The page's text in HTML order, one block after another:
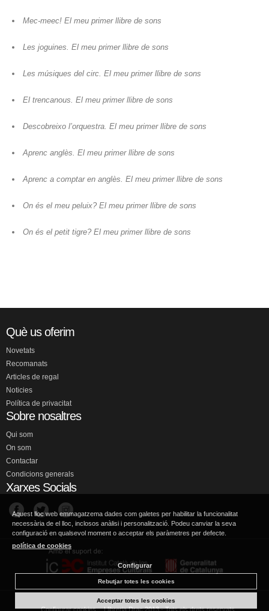
Mec-meec! El meu primer llibre de sons
Les joguines. El meu primer llibre de sons
Les músiques del circ. El meu primer llibre de sons
El trencanous. El meu primer llibre de sons
Descobreixo l’orquestra. El meu primer llibre de sons
Aprenc anglès. El meu primer llibre de sons
Aprenc a comptar en anglès. El meu primer llibre de sons
On és el meu peluix? El meu primer llibre de sons
On és el petit tigre? El meu primer llibre de sons
Què us oferim
Novetats
Recomanats
Articles de regal
Noticies
Política de privacitat
Sobre nosaltres
Qui som
On som
Contactar
Condicions generals
Xarxes Socials
Configurar cookies Llibreria Drac 2013 - Tots els drets reservats
Aquest lloc web emmagatzema dades com galetes per habilitar la funcionalitat
necessària de el lloc, inclosos anàlisi i personalització. Podeu canviar la seva
configuració en qualsevol moment o acceptar els paràmetres per defecte.
política de cookies
Configurar
Rebutjar totes les cookies
Acceptar totes les cookies